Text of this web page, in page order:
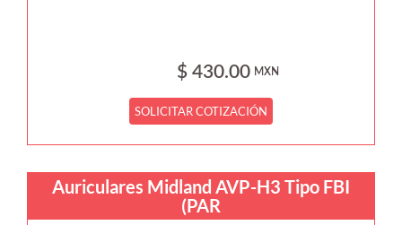
$ 430.00 MXN
SOLICITAR COTIZACIÓN
Auriculares Midland AVP-H3 Tipo FBI
(PAR